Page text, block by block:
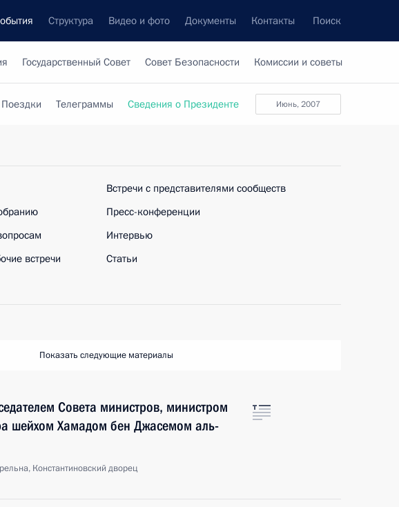
Структура Видео и фото Документы Контакты Поиск
Государственный Совет Совет Безопасности Комиссии и советы
июнь, 2007
Поездки Телеграммы Сведения о Президенте
встречи
Встречи с представителями сообществ
Пресс-конференции
Интервью
Статьи
Показать следующие материалы
Совета министров, министром
шейхом Хамадом бен Джасемом аль-
Константиновский дворец